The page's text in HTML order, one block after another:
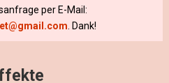
per E-Mail:
. Dank!